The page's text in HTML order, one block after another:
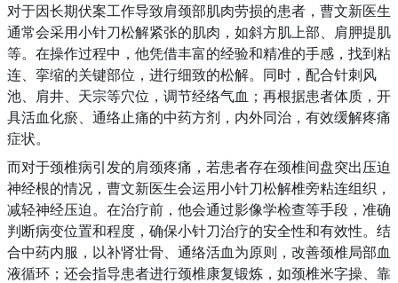
对于因长期伏案工作导致肩颈部肌肉劳损的患者，曹文新医生
通常会采用小针刀松解紧张的肌肉，如斜方肌上部、肩胛提肌
等。在操作过程中，他凭借丰富的经验和精准的手感，找到粘
连、挛缩的关键部位，进行细致的松解。同时，配合针刺风
池、肩井、天宗等穴位，调节经络气血；再根据患者体质，开
具活血化瘀、通络止痛的中药方剂，内外同治，有效缓解疼痛
症状。
而对于颈椎病引发的肩颈疼痛，若患者存在颈椎间盘突出压迫
神经根的情况，曹文新医生会运用小针刀松解椎旁粘连组织，
减轻神经压迫。在治疗前，他会通过影像学检查等手段，准确
判断病变位置和程度，确保小针刀治疗的安全性和有效性。结
合中药内服，以补肾壮骨、通络活血为原则，改善颈椎局部血
液循环；还会指导患者进行颈椎康复锻炼，如颈椎米字操、靠